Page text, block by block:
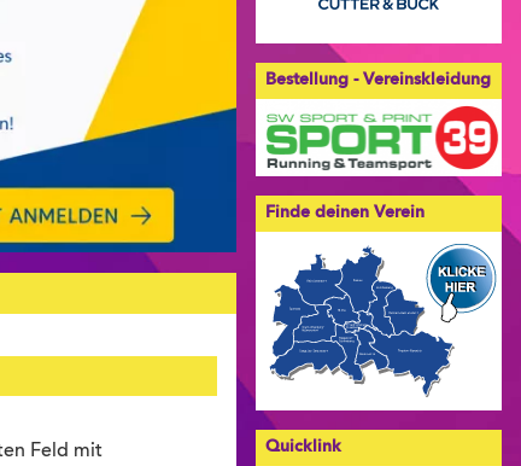
Feld mit
Bestellung - Vereinskleidung
Finde deinen Verein
Quicklink